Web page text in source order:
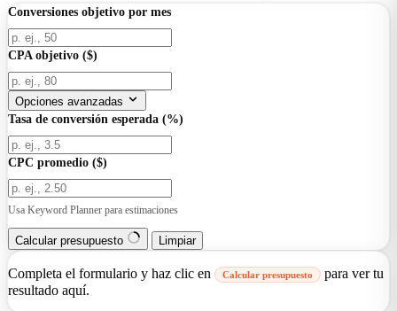
Conversiones objetivo por mes
CPA objetivo ($)
Opciones avanzadas
Tasa de conversión esperada (%)
CPC promedio ($)
Usa Keyword Planner para estimaciones
Calcular presupuesto Limpiar
Completa el formulario y haz clic en Calcular presupuesto
para ver tu
resultado aquí.